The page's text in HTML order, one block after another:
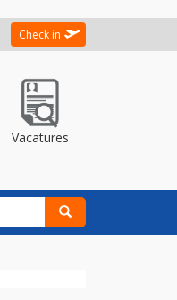
Check in
Vacatures